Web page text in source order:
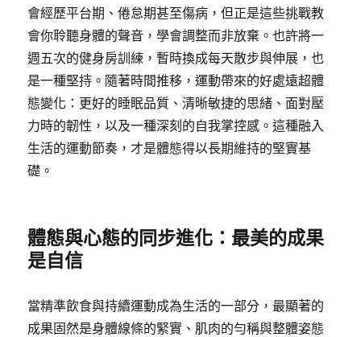
會經歷平台期、倦怠期甚至傷病，但正是這些挑戰教
會你聆聽身體的聲音，學會調整而非放棄。也許將一
週五次的健身房訓練，暫時換成每天散步與伸展，也
是一種堅持。隨著時間推移，運動帶來的好處遠超體
態變化：更好的睡眠品質、清晰敏捷的思緒、面對壓
力時的韌性，以及一種深刻的自我掌控感。這種融入
生活的運動節奏，才是體態得以長期維持的堅實基
礎。
體態與心態的同步進化：最美的成果
是自信
當精準飲食與持續運動成為生活的一部分，最顯著的
成果固然是身體線條的緊實、肌肉的勻稱與整體姿態